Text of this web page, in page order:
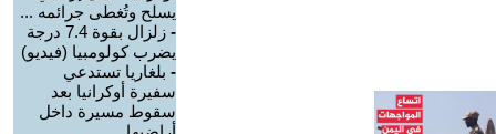
يسلح وتُغطى جرائمه ...
-
زلزال بقوة 7.4 درجة
يضرب كولومبيا (فيديو)
- بلغاريا تستدعي
سفيرة أوكرانيا بعد
سقوط مسيرة داخل